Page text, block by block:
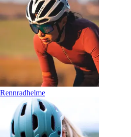
Rennradhelme